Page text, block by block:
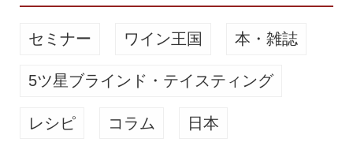
セミナー ワイン王国 本・雑誌
5ツ星ブラインド・テイスティング
レシピ コラム 日本